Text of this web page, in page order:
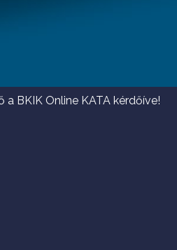
a BKIK Online KATA kérdőíve!